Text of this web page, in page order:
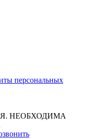
персональных
НЕОБХОДИМА